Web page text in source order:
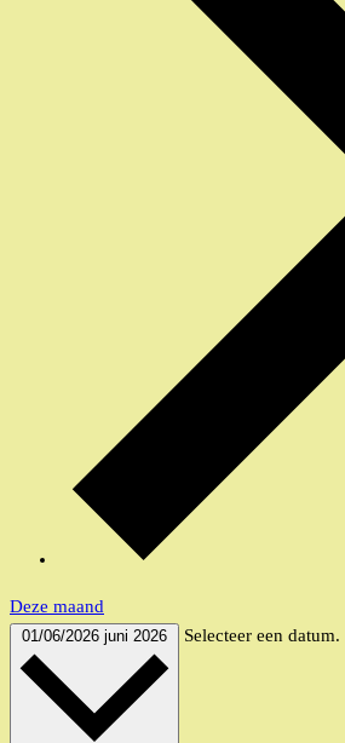
Deze maand
01/06/2026 juni 2026 Selecteer een datum.